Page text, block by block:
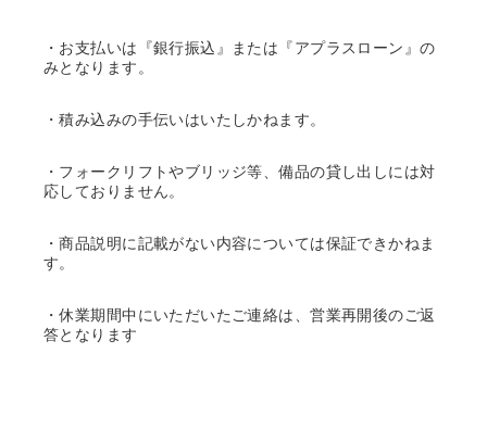
・お支払いは『銀行振込』または『アプラスローン』の
みとなります。
・積み込みの手伝いはいたしかねます。
・フォークリフトやブリッジ等、備品の貸し出しには対
応しておりません。
・商品説明に記載がない内容については保証できかねま
す。
・休業期間中にいただいたご連絡は、営業再開後のご返
答となります